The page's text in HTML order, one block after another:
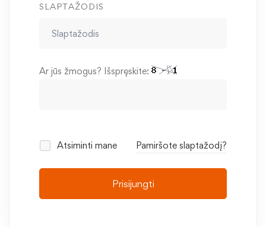
SLAPTAŽODIS
Ar jūs žmogus? Išspręskite:
Atsiminti mane Pamiršote slaptažodį?
Prisijungti